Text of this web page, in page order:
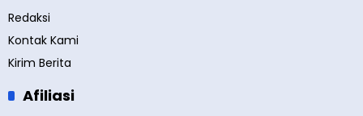
Redaksi
Kontak Kami
Kirim Berita
Afiliasi